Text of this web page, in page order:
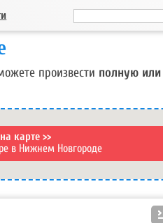
произвести полную
карте >>
в Нижнем Новгороде